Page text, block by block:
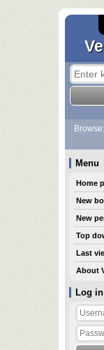
Log in
Browse:
Menu
Home
New
New
Top
Last
About